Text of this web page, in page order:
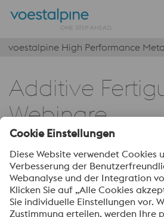
voestalpine High Performance
Additive
Webinare